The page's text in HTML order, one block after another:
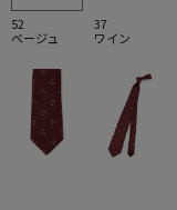
52
ベージュ
37
ワイン